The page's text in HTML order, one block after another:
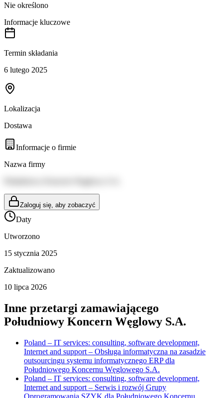
Nie określono
Informacje kluczowe
Termin składania
6 lutego 2025
Lokalizacja
Dostawa
Informacje o firmie
Nazwa firmy
Zaloguj się, aby zobaczyć
Daty
Utworzono
15 stycznia 2025
Zaktualizowano
10 lipca 2026
Inne przetargi zamawiającego
Południowy Koncern Węglowy S.A.
Poland – IT services: consulting, software development,
Internet and support – Obsługa informatyczna na zasadzie
outsourcingu systemu informatycznego ERP dla
Południowego Koncernu Węglowego S.A.
Poland – IT services: consulting, software development,
Internet and support – Serwis i rozwój Grupy
Oprogramowania SZYK dla Południowego Koncernu